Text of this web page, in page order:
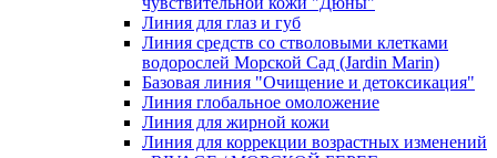
Линия для глаз и губ
Линия средств со стволовыми клетками
водорослей Морской Сад (Jardin Marin)
Базовая линия "Очищение и детоксикация"
Линия глобальное омоложение
Линия для жирной кожи
Линия для коррекции возрастных изменений